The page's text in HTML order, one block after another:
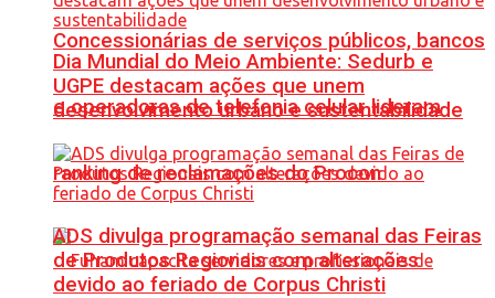
Concessionárias de serviços públicos, bancos
e operadoras de telefonia celular lideram
ranking de reclamações do Procon
Dia Mundial do Meio Ambiente: Sedurb e
UGPE destacam ações que unem
desenvolvimento urbano e sustentabilidade
ADS divulga programação semanal das Feiras
de Produtos Regionais com alterações
devido ao feriado de Corpus Christi